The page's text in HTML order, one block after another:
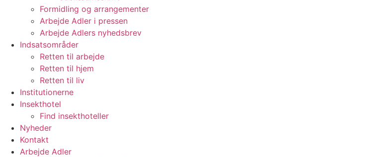
Formidling og arrangementer
Arbejde Adler i pressen
Arbejde Adlers nyhedsbrev
Indsatsområder
Retten til arbejde
Retten til hjem
Retten til liv
Institutionerne
Insekthotel
Find insekthoteller
Nyheder
Kontakt
Arbejde Adler